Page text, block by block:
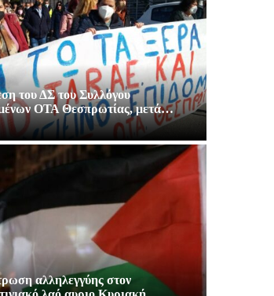
του ΔΣ του Συλλόγου
ΟΤΑ Θεσπρωτίας, μετά…
αλληλεγγύης στον